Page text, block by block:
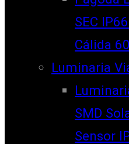
SEC
Cálida
Luminaria
SMD
Sensor